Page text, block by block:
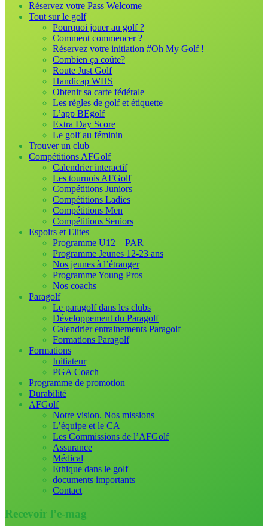
Réservez votre Pass Welcome
Tout sur le golf
Pourquoi jouer au golf ?
Comment commencer ?
Réservez votre initiation #Oh My Golf !
Combien ça coûte?
Route Just Golf
Handicap WHS
Obtenir sa carte fédérale
Les règles de golf et étiquette
L’app BEgolf
Extra Day Score
Le golf au féminin
Trouver un club
Compétitions AFGolf
Calendrier interactif
Les tournois AFGolf
Compétitions Juniors
Compétitions Ladies
Compétitions Men
Compétitions Seniors
Espoirs et Elites
Programme U12 – PAR
Programme Jeunes 12-23 ans
Nos jeunes à l’étranger
Programme Young Pros
Nos coachs
Paragolf
Le paragolf dans les clubs
Développement du Paragolf
Calendrier entrainements Paragolf
Formations Paragolf
Formations
Initiateur
PGA Coach
Programme de promotion
Durabilité
AFGolf
Notre vision. Nos missions
L’équipe et le CA
Les Commissions de l’AFGolf
Assurance
Médical
Ethique dans le golf
documents importants
Contact
Recevoir l’e-mag